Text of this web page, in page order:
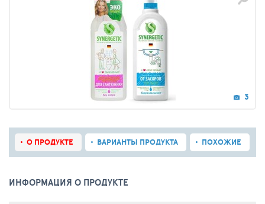
3
О ПРОДУКТЕ ВАРИАНТЫ ПРОДУКТА ПОХОЖИЕ
ИНФОРМАЦИЯ О ПРОДУКТЕ